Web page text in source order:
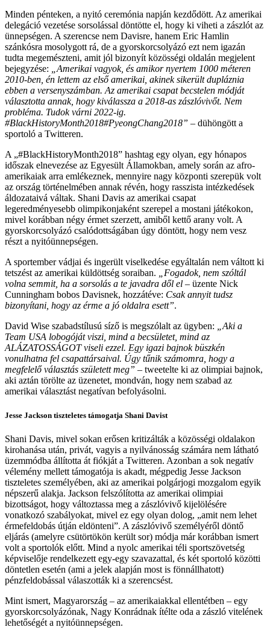
Minden pénteken, a nyitó ceremónia napján kezdődött. Az amerikai
delegáció vezetése sorsolással döntötte el, hogy ki viheti a zászlót az
ünnepségen. A szerencse nem Davisre, hanem Eric Hamlin
szánkósra mosolygott rá, de a gyorskorcsolyázó ezt nem igazán
tudta megemészteni, amit jól bizonyít közösségi oldalán megjelent
bejegyzése:
„Amerikai vagyok, és amikor nyertem 1000 méteren
2010-ben, én lettem az első amerikai, akinek sikerült dupláznia
ebben a versenyszámban. Az amerikai csapat becstelen módját
választotta annak, hogy kiválassza a 2018-as zászlóvivőt. Nem
probléma. Tudok várni 2022-ig.
#BlackHistoryMonth2018#PyeongChang2018” – dühöngött a
sportoló a Twitteren.
A „#BlackHistoryMonth2018” hashtag egy olyan, egy hónapos
időszak elnevezése az Egyesült Államokban, amely során az afro-
amerikaiak arra emlékeznek, mennyire nagy központi szerepük volt
az ország történelmében annak révén, hogy rasszista intézkedések
áldozataivá váltak. Shani Davis az amerikai csapat
legeredményesebb olimpikonjaként szerepel a mostani játékokon,
mivel korábban négy érmet szerzett, amiből kettő arany volt. A
gyorskorcsolyázó csalódottságában úgy döntött, hogy nem vesz
részt a nyitóünnepségen.
A sportember vádjai és ingerült viselkedése egyáltalán nem váltott ki
tetszést az amerikai küldöttség soraiban.
„Fogadok, nem szóltál
volna semmit, ha a sorsolás a te javadra dől el – üzente Nick
Cunningham bobos Davisnek, hozzátéve: Csak annyit tudsz
bizonyítani, hogy az érme a jó oldalra esett”.
David Wise szabadstílusú síző is megszólalt az ügyben:
„Aki a
Team USA lobogóját viszi, mind a becsületet, mind az
ALÁZATOSSÁGOT viseli ezzel. Egy igazi bajnok büszkén
vonulhatna fel csapattársaival. Úgy tűnik számomra, hogy a
megfelelő választás született meg” – tweetelte ki az olimpiai bajnok,
aki aztán törölte az üzenetet, mondván, hogy nem szabad az
amerikai választást negatívan befolyásolni.
Jesse Jackson tiszteletes támogatja Shani Davist
Shani Davis, mivel sokan erősen kritizálták a közösségi oldalakon
kirohanása után, privát, vagyis a nyilvánosság számára nem látható
üzemmódba állította át fiókját a Twitteren. Azonban a sok negatív
vélemény mellett támogatója is akadt, mégpedig Jesse Jackson
tiszteletes személyében, aki az amerikai polgárjogi mozgalom egyik
népszerű alakja. Jackson felszólította az amerikai olimpiai
bizottságot, hogy változtassa meg a zászlóvivő kijelölésére
vonatkozó szabályokat, mivel ez egy olyan dolog, „amit nem lehet
érmefeldobás útján eldönteni”. A zászlóvivő személyéről döntő
eljárás (amelyre csütörtökön került sor) módja már korábban ismert
volt a sportolók előtt. Mind a nyolc amerikai téli sportszövetség
képviselője rendelkezett egy-egy szavazattal, és két sportoló közötti
döntetlen esetén (ami a jelek alapján most is fönnállhatott)
pénzfeldobással válaszották ki a szerencsést.
Mint ismert, Magyarország – az amerikaiakkal ellentétben – egy
gyorskorcsolyázónak, Nagy Konrádnak ítélte oda a zászló vitelének
lehetőségét a nyitóünnepségen.